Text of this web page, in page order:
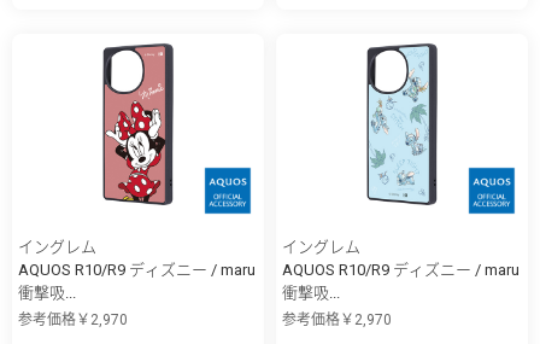
イングレム
AQUOS R10/R9 ディズニー / maru
衝撃吸...
参考価格￥2,970
イングレム
AQUOS R10/R9 ディズニー / maru
衝撃吸...
参考価格￥2,970